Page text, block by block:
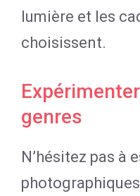
lumière et les
choisissent.
genres
N’hésitez pas à